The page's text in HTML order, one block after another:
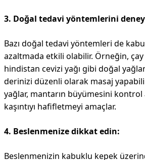
3. Doğal tedavi yöntemlerini
Bazı doğal tedavi yöntemleri de
azaltmada etkili olabilir. Örneğin, çay
hindistan cevizi yağı gibi doğal
derinizi düzenli olarak masaj
yağlar, mantarın büyümesini kontrol
kaşıntıyı hafifletmeyi amaçlar.
4. Beslenmenize dikkat edin:
Beslenmenizin kabuklu kepek